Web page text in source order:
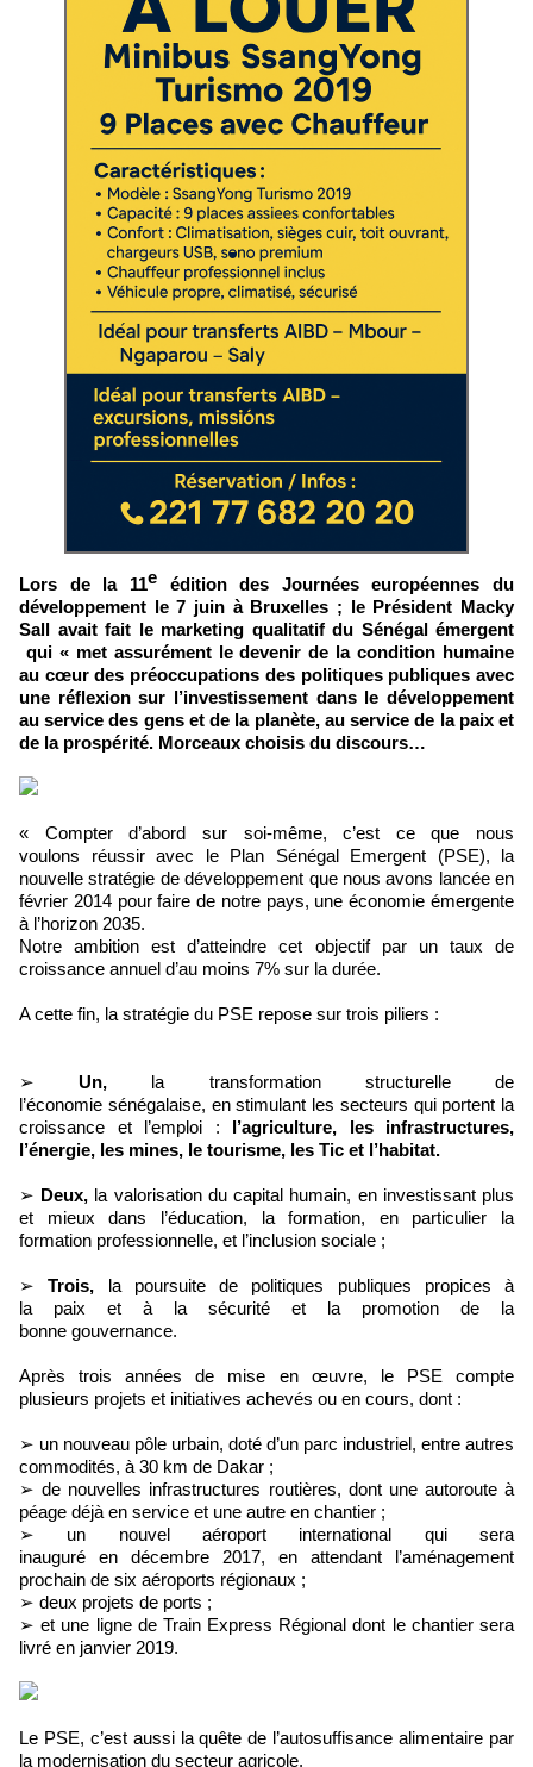
Lors de la 11eédition des Journées européennes du
développement le 7 juin à Bruxelles ; le Président Macky
Sall avait fait le marketing qualitatif du Sénégal émergent
qui « met assurément le devenir de la condition humaine
au cœur des préoccupations des politiques publiques avec
une réflexion sur l’investissement dans le développement
au service des gens et de la planète, au service de la paix et
de la prospérité. Morceaux choisis du discours…
« Compter d’abord sur soi-même, c’est ce que nous
voulons réussir avec le Plan Sénégal Emergent (PSE), la
nouvelle stratégie de développement que nous avons lancée en
février 2014 pour faire de notre pays, une économie émergente
à l’horizon 2035.
Notre ambition est d’atteindre cet objectif par un taux de
croissance annuel d’au moins 7% sur la durée.
A cette fin, la stratégie du PSE repose sur trois piliers :
➢Un, la transformation structurelle de
l’économie sénégalaise, en stimulant les secteurs qui portent la
croissance et l’emploi : l’agriculture, les infrastructures,
l’énergie, les mines, le tourisme, les Tic et l’habitat.
➢ Deux, la valorisation du capital humain, en investissant plus
et mieux dans l’éducation, la formation, en particulier la
formation professionnelle, et l’inclusion sociale ;
➢Trois, la poursuite de politiques publiques propices à
la paix et à la sécurité et la promotion de la
bonne gouvernance.
Après trois années de mise en œuvre, le PSE compte
plusieurs projets et initiatives achevés ou en cours, dont :
➢ un nouveau pôle urbain, doté d’un parc industriel, entre autres
commodités, à 30 km de Dakar ;
➢ de nouvelles infrastructures routières, dont une autoroute à
péage déjà en service et une autre en chantier ;
➢ un nouvel aéroport international qui sera
inauguré en décembre 2017, en attendant l’aménagement
prochain de six aéroports régionaux ;
➢ deux projets de ports ;
➢ et une ligne de Train Express Régional dont le chantier sera
livré en janvier 2019.
Le PSE, c’est aussi la quête de l’autosuffisance alimentaire par
la modernisation du secteur agricole.